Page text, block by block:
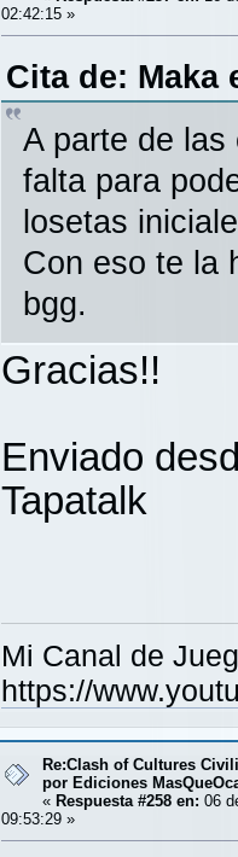
02:42:15 »
Cita de: Maka
A parte de
falta para
losetas
Con eso te la
bgg.
Gracias!!
Enviado
Tapatalk
Mi Canal de
https://
Re:Clash of Cultures
por Ediciones
« Respuesta #258 en: 06
09:53:29 »